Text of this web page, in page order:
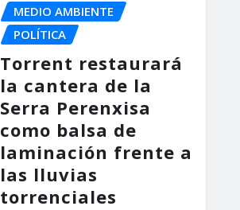
MEDIO AMBIENTE
POLÍTICA
Torrent restaurará
la cantera de la
Serra Perenxisa
como balsa de
laminación frente a
las lluvias
torrenciales